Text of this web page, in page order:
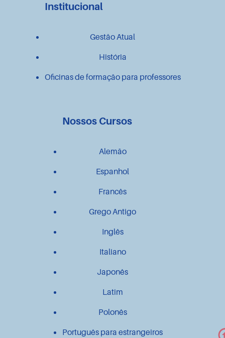
Institucional
Gestão Atual
História
Oficinas de formação para professores
Nossos Cursos
Alemão
Espanhol
Francês
Grego Antigo
Inglês
Italiano
Japonês
Latim
Polonês
Português para estrangeiros